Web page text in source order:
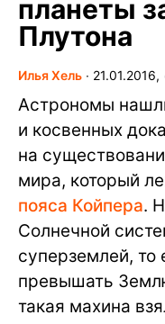
планеты
Плутона
Илья Хель ∙ 21.01.2016,
Астрономы
и косвенных
на
мира, который
пояса Койпера.
Солнечной
суперземлей, то
превышать
такая махина